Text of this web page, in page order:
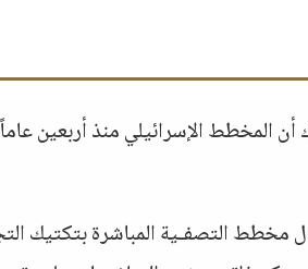
المخطط الإسرائيلي منذ أربعين
التصفـية المباشرة بتكتيك